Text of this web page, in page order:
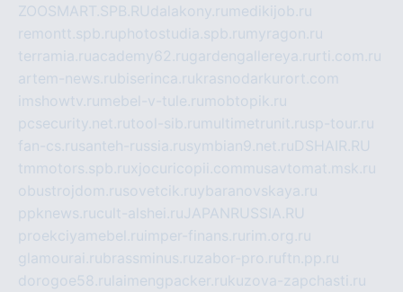
ZOOSMART.SPB.RUdalakony.ru medikijob.ru
remontt.spb.ruphotostudia.spb.ru myragon.ru
terramia.ruacademy62.rugardengallereya.ru rti.com.ru
artem-news.rubiserinca.rukrasnodarkurort.com
imshowtv.ru mebel-v-tule.ru mobtopik.ru
pcsecurity.net.rutool-sib.ru multimetrunit.rusp-tour.ru
fan-cs.rusanteh-russia.rusymbian9.net.ruDSHAIR.RU
tmmotors.spb.ruxjocuricopii.com musavtomat.msk.ru
obustrojdom.rusovetcik.ruybaranovskaya.ru
ppknews.rucult-alshei.ruJAPANRUSSIA.RU
proekciyamebel.ru imper-finans.ru rim.org.ru
glamourai.rubrassminus.ruzabor-pro.ruftn.pp.ru
dorogoe58.ru laimengpacker.rukuzova-zapchasti.ru